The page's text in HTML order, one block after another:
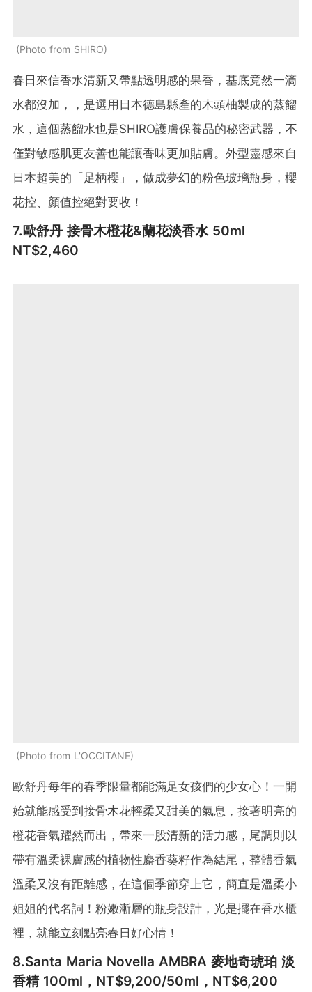
Photo from SHIRO
春日來信香水清新又帶點透明感的果香，基底竟然一滴
水都沒加，，是選用日本德島縣產的木頭柚製成的蒸餾
水，這個蒸餾水也是SHIRO護膚保養品的秘密武器，不
僅對敏感肌更友善也能讓香味更加貼膚。外型靈感來自
日本超美的「足柄櫻」，做成夢幻的粉色玻璃瓶身，櫻
花控、顏值控絕對要收！
7.歐舒丹 接骨木橙花&蘭花淡香水 50ml
NT$2,460
Photo from L'OCCITANE
歐舒丹每年的春季限量都能滿足女孩們的少女心！一開
始就能感受到接骨木花輕柔又甜美的氣息，接著明亮的
橙花香氣躍然而出，帶來一股清新的活力感，尾調則以
帶有溫柔裸膚感的植物性麝香葵籽作為結尾，整體香氣
溫柔又沒有距離感，在這個季節穿上它，簡直是溫柔小
姐姐的代名詞！粉嫩漸層的瓶身設計，光是擺在香水櫃
裡，就能立刻點亮春日好心情！
8.Santa Maria Novella AMBRA 麥地奇琥珀 淡
香精 100ml，NT$9,200/50ml，NT$6,200